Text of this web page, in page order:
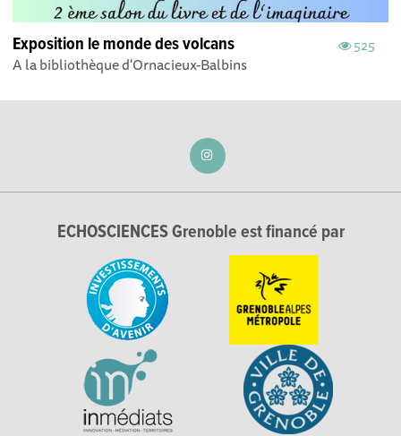
525
Exposition le monde des volcans
A la bibliothèque d'Ornacieux-Balbins
ECHOSCIENCES Grenoble est financé par